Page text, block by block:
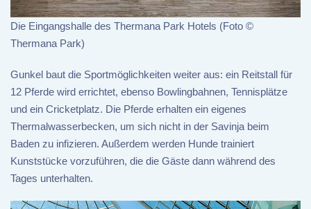
Die Eingangshalle des Thermana Park Hotels (Foto ©
Thermana Park)
Gunkel baut die Sportmöglichkeiten weiter aus: ein Reitstall für
12 Pferde wird errichtet, ebenso Bowlingbahnen, Tennisplätze
und ein Cricketplatz. Die Pferde erhalten ein eigenes
Thermalwasserbecken, um sich nicht in der Savinja beim
Baden zu infizieren. Außerdem werden Hunde trainiert
Kunststücke vorzuführen, die die Gäste dann während des
Tages unterhalten.